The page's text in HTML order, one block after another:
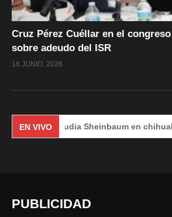
Cruz Pérez Cuéllar en el
sobre adeudo del ISR
16 JUNIO, 2026
EN VIVO
Claudia Sheinbaum en chihuahua
PUBLICIDAD